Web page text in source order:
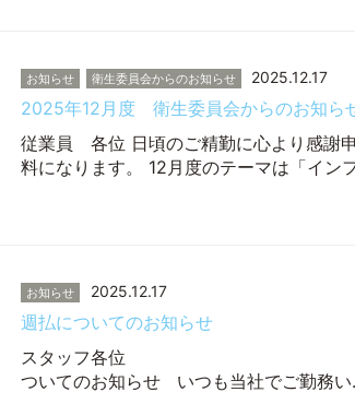
お知らせ 衛生委員会からのお知らせ 2025.12.17
2025年12月度 衛生委員会からのお知ら
従業員 各位 日頃のご精勤に心より感謝
料になります。 12月度のテーマは「イン
お知らせ 2025.12.17
週払についてのお知らせ
スタッフ
ついてのお知らせ いつも当社でご勤務